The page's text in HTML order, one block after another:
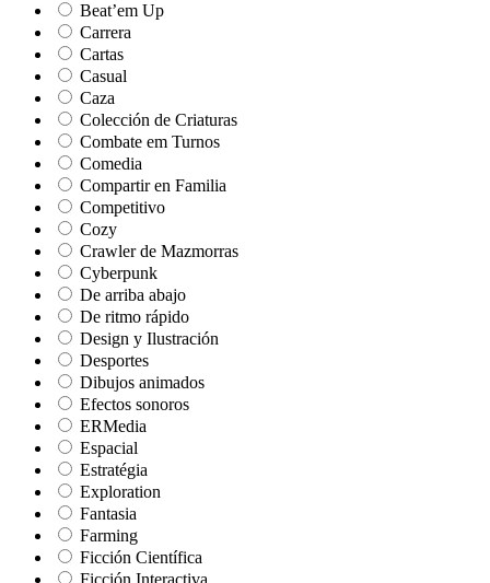
Beat’em Up
Carrera
Cartas
Casual
Caza
Colección de Criaturas
Combate em Turnos
Comedia
Compartir en Familia
Competitivo
Cozy
Crawler de Mazmorras
Cyberpunk
De arriba abajo
De ritmo rápido
Design y Ilustración
Desportes
Dibujos animados
Efectos sonoros
ERMedia
Espacial
Estratégia
Exploration
Fantasia
Farming
Ficción Científica